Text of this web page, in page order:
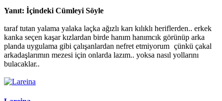
Yanıt: İçindeki Cümleyi Söyle
taraf tutan yalama yalaka laçka ağızlı karı kılıklı heriflerden.. erkek
kanka seçen kaşar kızlardan birde hanım hanımcık görünüp arka
planda uygulama gibi çalışanlardan nefret etmiyorum çünkü çakal
arkadaşlarımın mezesi için onlarda lazım.. yoksa nasıl yollarını
bulacaklar..